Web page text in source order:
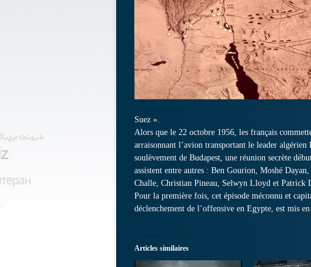
Suez ».
Alors que le 22 octobre 1956, les français
arraisonnant l’avion transportant le leader
soulèvement de Budapest, une réunion secrète
assistent entre autres : Ben Gourion, Moshé
Challe, Christian Pineau, Selwyn Lloyd et Patrick
Pour la première fois, cet épisode méconnu et
déclenchement de l’offensive en Egypte, est mis
Articles similaires